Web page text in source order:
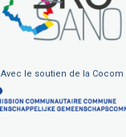
Avec le soutien de la Cocom